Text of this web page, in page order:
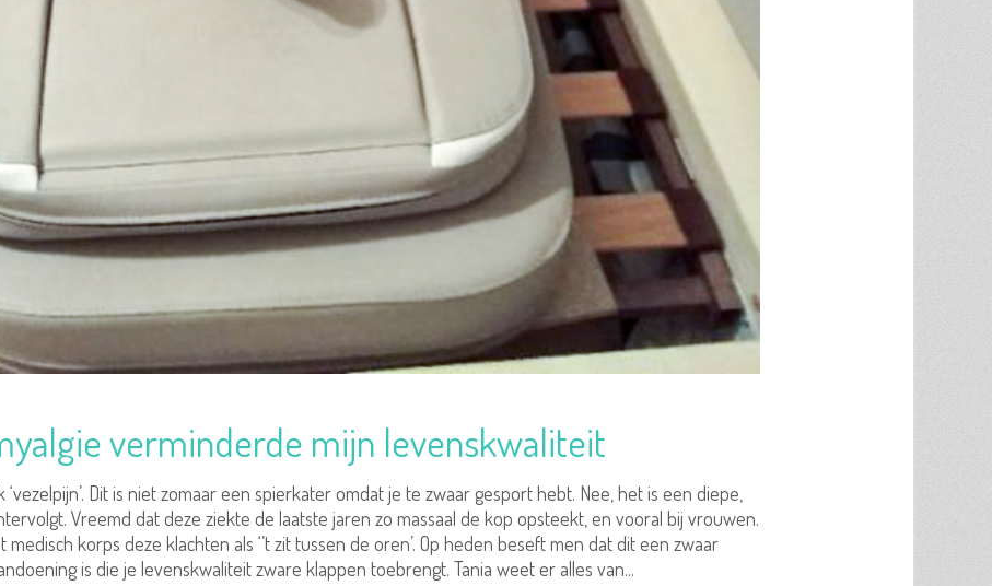
verminderde mijn levenskwaliteit
Dit is niet zomaar een spierkater omdat je te zwaar gesport hebt. Nee, het is een diepe,
Vreemd dat deze ziekte de laatste jaren zo massaal de kop opsteekt, en vooral bij vrouwen.
korps deze klachten als ‘’t zit tussen de oren’. Op heden beseft men dat dit een zwaar
is die je levenskwaliteit zware klappen toebrengt. Tania weet er alles van...